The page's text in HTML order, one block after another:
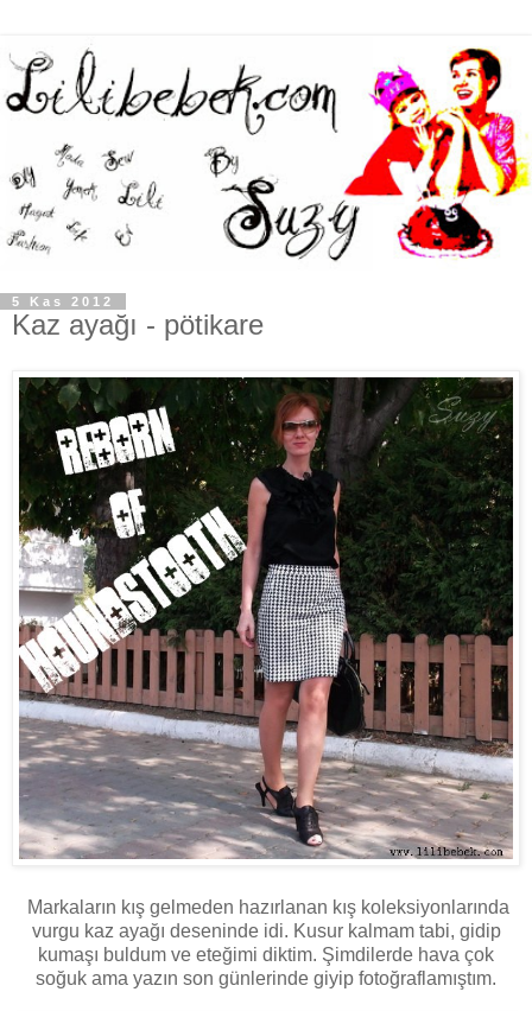
5 Kas 2012
Kaz ayağı - pötikare
Markaların kış gelmeden hazırlanan kış koleksiyonlarında
vurgu kaz ayağı deseninde idi. Kusur kalmam tabi, gidip
kumaşı buldum ve eteğimi diktim. Şimdilerde hava çok
soğuk ama yazın son günlerinde giyip fotoğraflamıştım.